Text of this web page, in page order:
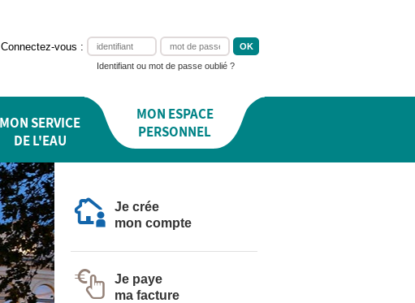
Connectez-vous :
Identifiant ou mot de passe oublié ?
MON SERVICE
DE L'EAU
MON ESPACE
PERSONNEL
Je crée
mon compte
Je paye
ma facture